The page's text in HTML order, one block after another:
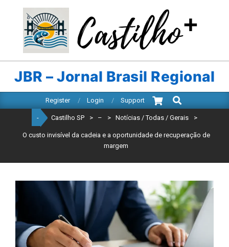
content
CASTILHO
SP
JBR – Jornal Brasil Regional
Navigation
Register Login Support
Search
- Castilho SP > – > Notícias / Todas / Gerais >
O custo invisível da cadeia e a oportunidade de recuperação de
margem